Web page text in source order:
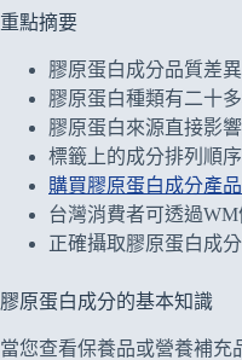
重點摘要
膠原蛋白成分品質差
膠原蛋白種類有二十
膠原蛋白來源直接影
標籤上的成分排列順
購買膠原蛋白成分產
台灣消費者可透過
正確攝取膠原蛋白成
膠原蛋白成分的基本知識
當您查看保養品或營養補充